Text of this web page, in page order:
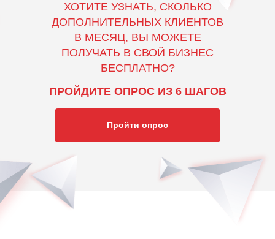
ПРОЙДИТЕ ОПРОС ИЗ 6 ШАГОВ
ХОТИТЕ УЗНАТЬ, СКОЛЬКО
ДОПОЛНИТЕЛЬНЫХ КЛИЕНТОВ
В МЕСЯЦ, ВЫ МОЖЕТЕ
ПОЛУЧАТЬ В СВОЙ БИЗНЕС
БЕСПЛАТНО?
Пройти опрос